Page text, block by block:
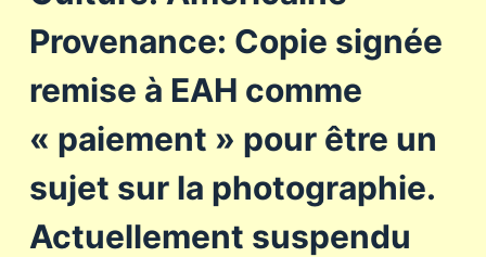
Provenance: Copie signée
remise à EAH comme
« paiement » pour être un
sujet sur la photographie.
Actuellement suspendu